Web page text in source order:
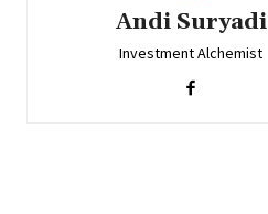
Andi Suryadi
Investment Alchemist